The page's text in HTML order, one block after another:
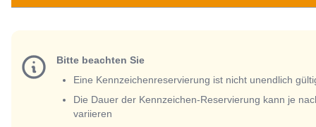
Bitte beachten Sie
Eine Kennzeichenreservierung ist nicht unendlich
Die Dauer der Kennzeichen-Reservierung kann je
variieren